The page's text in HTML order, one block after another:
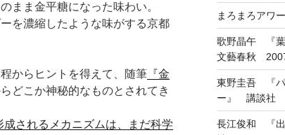
まま金平糖になった味わい。
を濃縮したような味がする京都
からヒントを得えて、随筆 『金
どこか神秘的なものとされてき
されるメカニズムは、まだ科学
まろまろアワ
歌野晶午 『
文藝春秋
東野圭吾 『パ
ー』 講談社
長江俊和 『